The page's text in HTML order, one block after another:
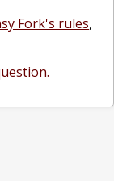
Fork's rules,